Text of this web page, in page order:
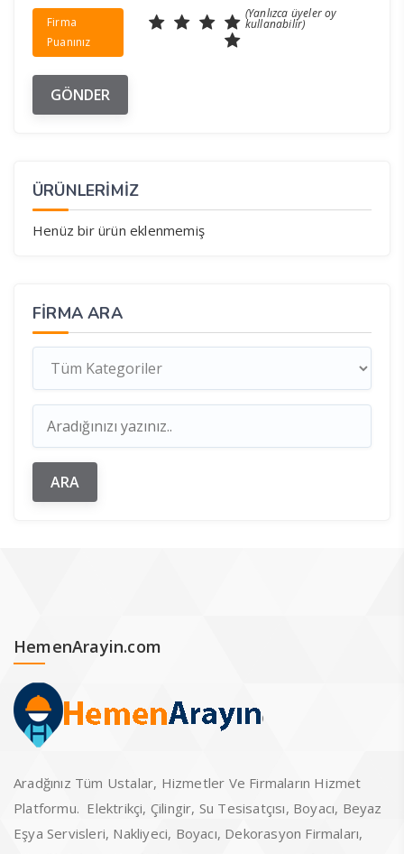
Firma
Puanınız
(Yanlızca üyeler oy
kullanabilir)
ÜRÜNLERİMİZ
Henüz bir ürün eklenmemiş
FIRMA ARA
HemenArayin.com
Aradğınız Tüm Ustalar, Hizmetler Ve Firmaların Hizmet
Platformu. Elektrikçi, Çilingir, Su Tesisatçısı, Boyacı, Beyaz
Eşya Servisleri, Nakliyeci, Boyacı, Dekorasyon Firmaları,